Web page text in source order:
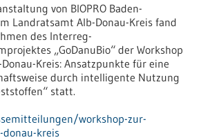
von BIOPRO Baden-
Landratsamt Alb-Donau-Kreis fand
des Interreg-
„GoDanuBio“ der Workshop
Kreis: Ansatzpunkte für eine
durch intelligente Nutzung
statt.
workshop-zur-
kreis